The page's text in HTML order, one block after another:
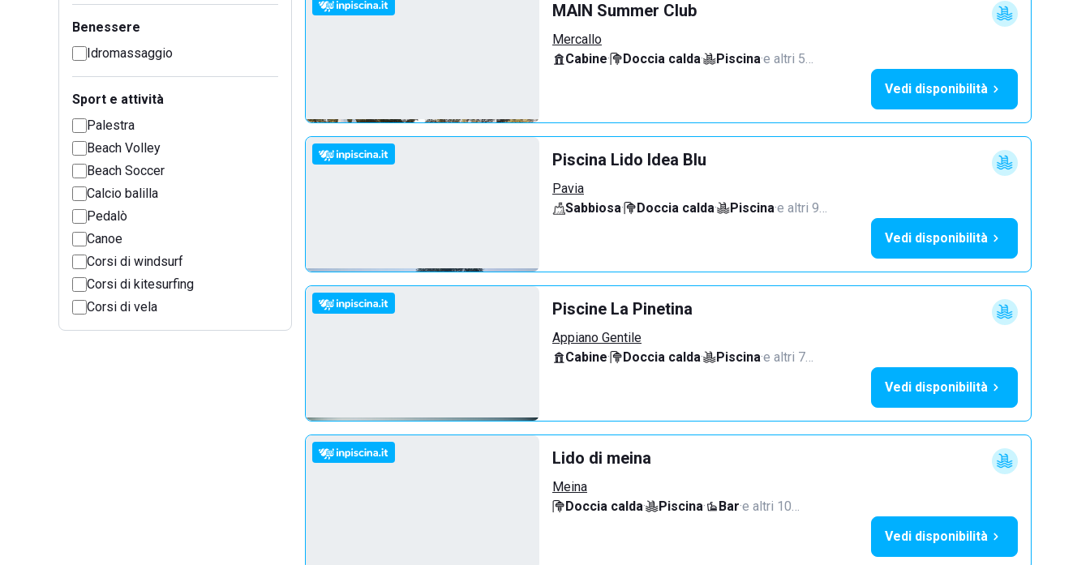
Benessere
Idromassaggio
Sport e attività
Palestra
Beach Volley
Beach Soccer
Calcio balilla
Pedalò
Canoe
Corsi di windsurf
Corsi di kitesurfing
Corsi di vela
MAIN Summer Club
Mercallo
Cabine· Doccia calda· Piscina·e altri 5…
Vedi disponibilità
Piscina Lido Idea Blu
Pavia
Sabbiosa· Doccia calda· Piscina·e altri 9…
Vedi disponibilità
Piscine La Pinetina
Appiano Gentile
Cabine· Doccia calda· Piscina·e altri 7…
Vedi disponibilità
Lido di meina
Meina
Doccia calda· Piscina· Bar·e altri 10…
Vedi disponibilità